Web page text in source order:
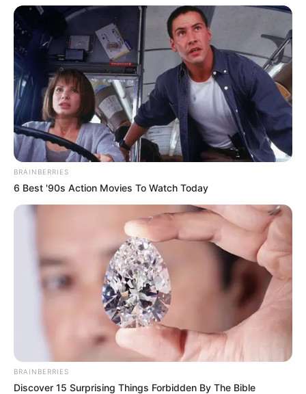
ยังคงอยู่ต่อไปถึงอีกประมาณ 2-3 ปีติดตามบทสัมภาษณ์
ของ อาจารย์หญิง จุฑามาศ ณ สงขลา ได้ที่ รายการ
Morning News
ที่มาจาก : http://www.now26.tv/view/33317
รูปภาพจาก :http://www.juthamasclub.com/?p=21
กระแสหินนำโชค ความเชื่อ หินนำโชค หินบำบัด เศรษฐกิจ
โชคลาภ
ABOUT THE AUTHOR
เจ้าหมอดู
BRAINBERRIES
6 Best '90s Action Movies To Watch Today
BRAINBERRIES
Discover 15 Surprising Things Forbidden By The Bible